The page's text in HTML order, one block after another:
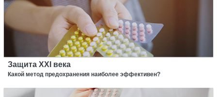
Защита XXI века
Какой метод предохранения наиболее эффективен?